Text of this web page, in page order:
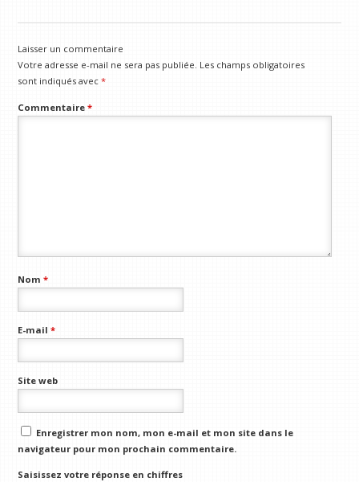
Laisser un commentaire
Votre adresse e-mail ne sera pas publiée. Les champs obligatoires
sont indiqués avec*
Commentaire*
Nom*
E-mail*
Site web
Enregistrer mon nom, mon e-mail et mon site dans le
navigateur pour mon prochain commentaire.
Saisissez votre réponse en chiffres